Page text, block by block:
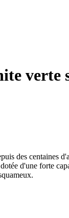
verte
des centaines
d'une forte